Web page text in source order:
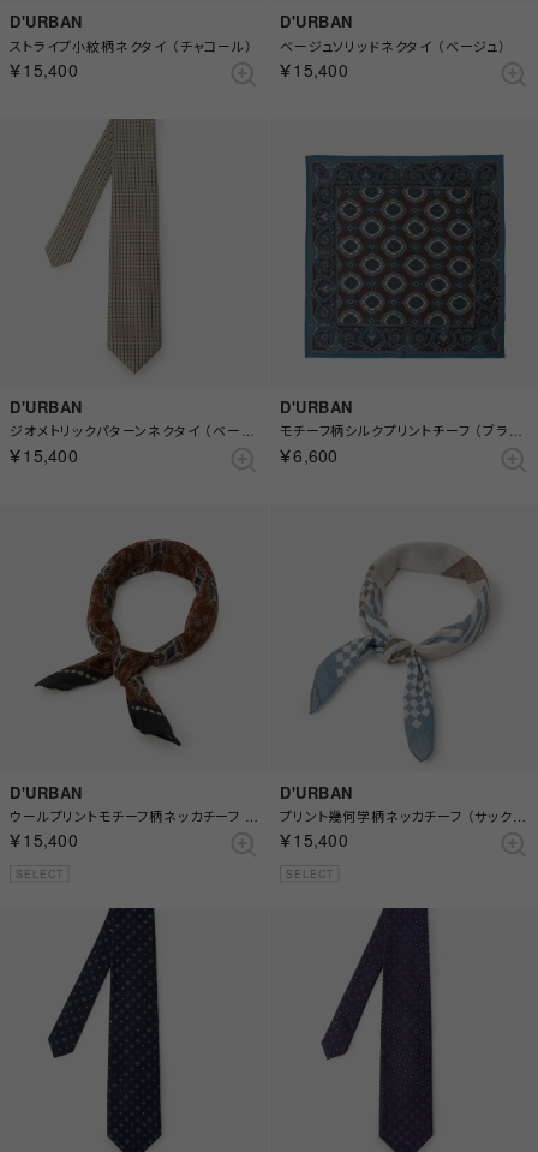
D'URBAN
ストライプ小紋柄ネクタイ （チャコール）
￥15,400
D'URBAN
ベージュソリッドネクタイ （ベージュ）
￥15,400
D'URBAN
ジオメトリックパターンネクタイ （ベージュ）
￥15,400
D'URBAN
モチーフ柄シルクプリントチーフ （ブラウン）
￥6,600
D'URBAN
￥15,400
SELECT
D'URBAN
￥15,400
SELECT